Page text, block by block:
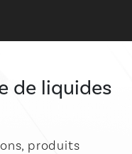
de liquides
produits